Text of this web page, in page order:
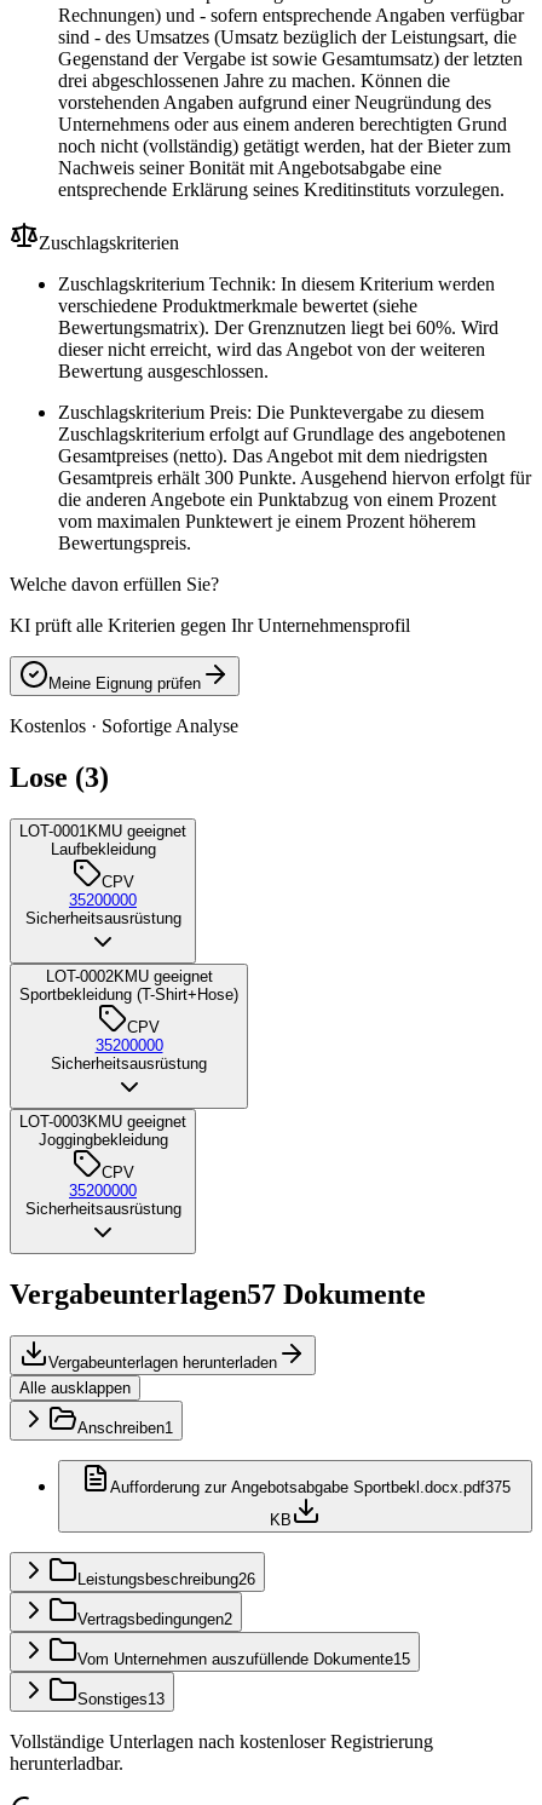
Rechnungen) und - sofern entsprechende Angaben verfügbar
sind - des Umsatzes (Umsatz bezüglich der Leistungsart, die
Gegenstand der Vergabe ist sowie Gesamtumsatz) der letzten
drei abgeschlossenen Jahre zu machen. Können die
vorstehenden Angaben aufgrund einer Neugründung des
Unternehmens oder aus einem anderen berechtigten Grund
noch nicht (vollständig) getätigt werden, hat der Bieter zum
Nachweis seiner Bonität mit Angebotsabgabe eine
entsprechende Erklärung seines Kreditinstituts vorzulegen.
Zuschlagskriterien
Zuschlagskriterium Technik: In diesem Kriterium werden
verschiedene Produktmerkmale bewertet (siehe
Bewertungsmatrix). Der Grenznutzen liegt bei 60%. Wird
dieser nicht erreicht, wird das Angebot von der weiteren
Bewertung ausgeschlossen.
Zuschlagskriterium Preis: Die Punktevergabe zu diesem
Zuschlagskriterium erfolgt auf Grundlage des angebotenen
Gesamtpreises (netto). Das Angebot mit dem niedrigsten
Gesamtpreis erhält 300 Punkte. Ausgehend hiervon erfolgt für
die anderen Angebote ein Punktabzug von einem Prozent
vom maximalen Punktewert je einem Prozent höherem
Bewertungspreis.
Welche davon erfüllen Sie?
KI prüft alle Kriterien gegen Ihr Unternehmensprofil
Meine Eignung prüfen
Kostenlos · Sofortige Analyse
Lose (3)
LOT-0001KMU geeignet
Laufbekleidung
CPV
35200000
Sicherheitsausrüstung
LOT-0002KMU geeignet
Sportbekleidung (T-Shirt+Hose)
CPV
35200000
Sicherheitsausrüstung
LOT-0003KMU geeignet
Joggingbekleidung
CPV
35200000
Sicherheitsausrüstung
Vergabeunterlagen57 Dokumente
Vergabeunterlagen herunterladen
Alle ausklappen
Anschreiben1
Aufforderung zur Angebotsabgabe Sportbekl.docx.pdf375
KB
Leistungsbeschreibung26
Vertragsbedingungen2
Vom Unternehmen auszufüllende Dokumente15
Sonstiges13
Vollständige Unterlagen nach kostenloser Registrierung
herunterladbar.